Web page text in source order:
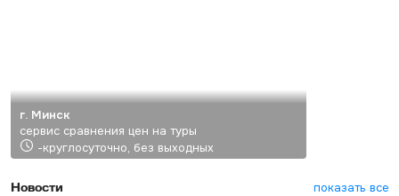
г. Минск
сервис сравнения цен на туры
-круглосуточно, без выходных
Новости
показать все